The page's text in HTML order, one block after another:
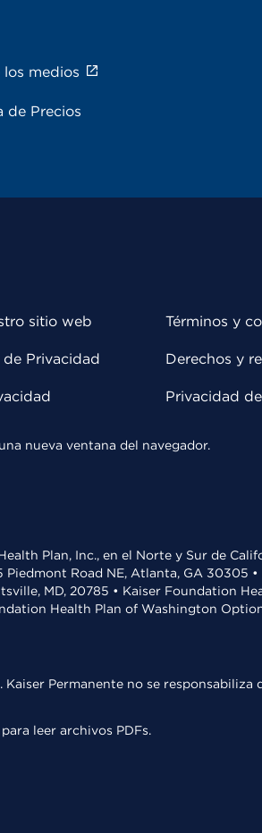
medios
de Precios
sitio web
Privacidad
Términos y
Derechos y
Privacidad
nueva ventana del navegador.
Plan, Inc., en el Norte y Sur de
Road NE, Atlanta, GA 30305
MD, 20785 • Kaiser Foundation
Health Plan of Washington
Kaiser Permanente no se
para leer archivos PDFs.